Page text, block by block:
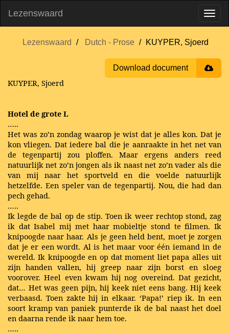
Lezenswaard
Lezenswaard Dutch - Prose KUYPER, Sjoerd
Download document
KUYPER, Sjoerd
Hotel de grote L
…..
Het was zo’n zondag waarop je wist dat je alles kon. Dat je
kon vliegen. Dat iedere bal die je aanraakte in het net van
de tegenpartij zou ploffen. Maar ergens anders reed
natuurlijk net zo’n jongen als ik naast net zo’n vader als die
van mij naar het sportveld en die voelde natuurlijk
hetzelfde. Een speler van de tegenpartij. Nou, die had dan
pech gehad.
…..
Ik legde de bal op de stip. Toen ik weer rechtop stond, zag
ik dat Isabel mij met haar mobieltje stond te filmen. Ik
knipoogde naar haar. Als je geen held bent, moet je zorgen
dat je er een wordt. Al is het maar voor één iemand in de
wereld. Ik knipoogde en op dat moment liet papa alles uit
zijn handen vallen, hij greep naar zijn borst en sloeg
voorover. Heel even kwam hij nog overeind. Dat gezicht,
dat… Het was geen pijn, hij keek niet eens bang. Hij keek
verbaasd. Toen zakte hij in elkaar. ‘Papa!’ riep ik. In een
soort kramp van paniek punterde ik de bal naast het doel
en daarna rende ik naar hem toe.
…..